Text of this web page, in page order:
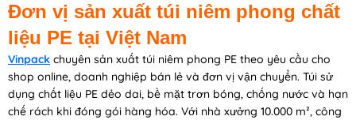
Đơn vị sản xuất túi niêm phong chất
liệu PE tại Việt Nam
Vinpack chuyên sản xuất túi niêm phong PE theo yêu cầu cho
shop online, doanh nghiệp bán lẻ và đơn vị vận chuyển. Túi sử
dụng chất liệu PE dẻo dai, bề mặt trơn bóng, chống nước và hạn
chế rách khi đóng gói hàng hóa. Với nhà xưởng 10.000 m², công